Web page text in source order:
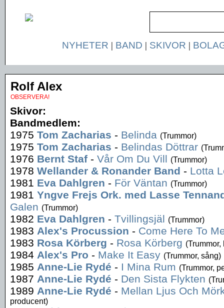
NYHETER | BAND | SKIVOR |
Rolf Alex
OBSERVERA!
Skivor:
Bandmedlem:
1975 Tom Zacharias - Belinda (Trummor)
1975 Tom Zacharias - Belindas Döttrar
1976 Bernt Staf - Vår Om Du Vill (Trummor)
1978 Wellander & Ronander Band - Lotta
1981 Eva Dahlgren - För Väntan (Trummor)
1981 Yngve Frejs Ork. med Lasse
Galen (Trummor)
1982 Eva Dahlgren - Tvillingsjäl (Trummor)
1983 Alex's Procussion - Come Here To
1983 Rosa Körberg - Rosa Körberg (Trummor,
1984 Alex's Pro - Make It Easy (Trummor, sång)
1985 Anne-Lie Rydé - I Mina Rum (Trummor,
1987 Anne-Lie Rydé - Den Sista Flykten
1989 Anne-Lie Rydé - Mellan Ljus Och
producent)